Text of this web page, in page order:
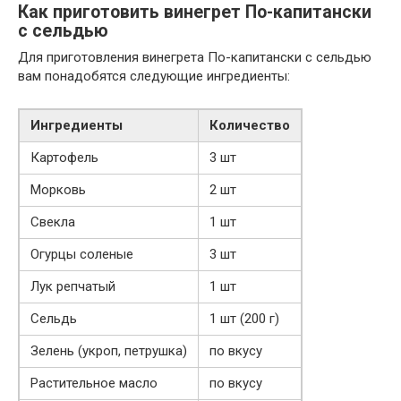
Как приготовить винегрет По-капитански
с сельдью
Для приготовления винегрета По-капитански с сельдью
вам понадобятся следующие ингредиенты:
Ингредиенты
Количество
Картофель
3 шт
Морковь
2 шт
Свекла
1 шт
Огурцы соленые
3 шт
Лук репчатый
1 шт
Сельдь
1 шт (200 г)
Зелень (укроп, петрушка)
по вкусу
Растительное масло
по вкусу